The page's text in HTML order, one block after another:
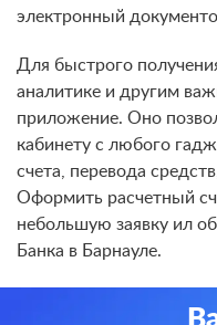
электронный
Для быстрого
аналитике и другим
приложение. Оно
кабинету с любого
счета, перевода
Оформить расчетный
небольшую заявку ил
Банка в Барнауле.